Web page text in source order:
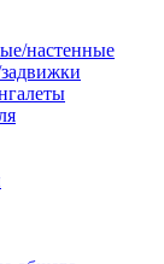
настенные